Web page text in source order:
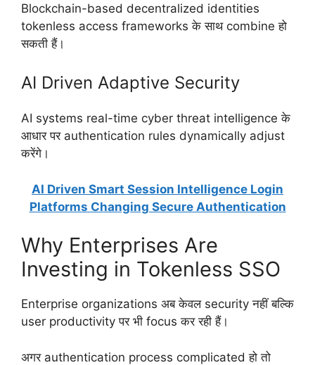
Blockchain-based decentralized identities
tokenless access frameworks के साथ combine हो
सकती हैं।
AI Driven Adaptive Security
AI systems real-time cyber threat intelligence के
आधार पर authentication rules dynamically adjust
करेंगे।
AI Driven Smart Session Intelligence Login
Platforms Changing Secure Authentication
Why Enterprises Are
Investing in Tokenless SSO
Enterprise organizations अब केवल security नहीं बल्कि
user productivity पर भी focus कर रही हैं।
अगर authentication process complicated हो तो